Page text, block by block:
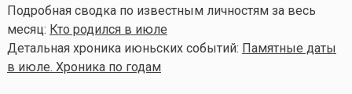
Подробная сводка по известным личностям за весь
месяц: Кто родился в июле
Детальная хроника июньских событий: Памятные даты
в июле. Хроника по годам